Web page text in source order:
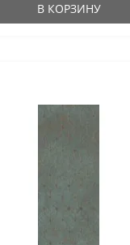
В КОРЗИНУ